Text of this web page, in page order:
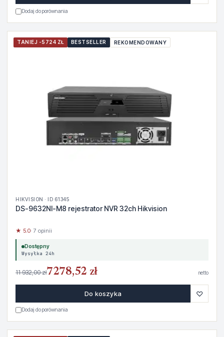
Dodaj do porównania
TANIEJ -5724 ZŁ BESTSELLER REKOMENDOWANY
HIKVISION · ID 61345
DS-9632NI-M8 rejestrator NVR 32ch Hikvision
★ 5.0· 7 opinii
Dostępny
Wysyłka 24h
11 932,00 zł7278,52 zł netto
Do koszyka ♡
Dodaj do porównania